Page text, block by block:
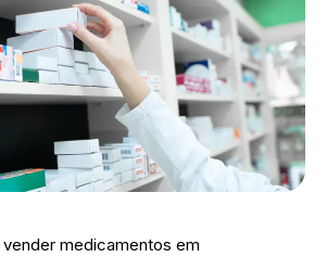
medicamentos em